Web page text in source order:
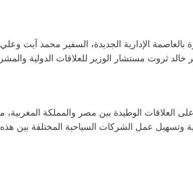
بالعاصمة الإدارية الجديدة، السفير محمد آيت
ثروت مستشار الوزير للعلاقات الدولية والمشرف
العلاقات الوطيدة بين مصر والمملكة
وتسهيل عمل الشركات السياحية المختلفة